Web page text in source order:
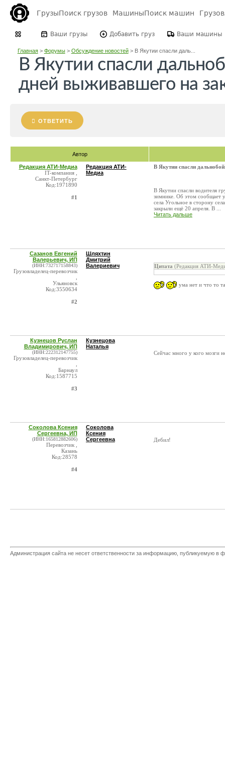
ГрузыПоиск грузов МашиныПоиск машин
Ваши грузы Добавить груз Ваши машины
Главная> Форумы> Обсуждение новостей> В Якутии спасли даль...
В Якутии спасли
дней выживавшего на
ОТВЕТИТЬ
Автор
Редакция АТИ-Медиа
IT-компания ,
Санкт-Петербург
Код:1971890
#1
Редакция АТИ-
Медиа
В Якутии спасли
В Якутии спасли водителя
зимнике. Об этом сообщает
села Угольное в сторону
закрыли ещё 20 апреля. В ...
Читать дальше
Сазанов Евгений
Валерьевич, ИП
(ИНН:732717158843)
Грузовладелец-перевозчик
Ульяновск
Код:3550634
#2
Шляхтин
Дмитрий
Валериевич
Цитата (Редакция АТИ-
ума нет и что то
Кузнецов Руслан
Владимирович, ИП
(ИНН:222312147755)
Грузовладелец-перевозчик
Барнаул
Код:1587715
#3
Кузнецова
Наталья
Сейчас много у кого мозги
Соколова Ксения
Сергеевна, ИП
(ИНН:165812882606)
Перевозчик ,
Казань
Код:28578
#4
Соколова
Ксения
Сергеевна
Дебил!
Администрация сайта не несет ответственности за информацию, публикуемую